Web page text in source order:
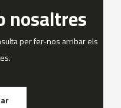
nosaltres
per fer-nos arribar els